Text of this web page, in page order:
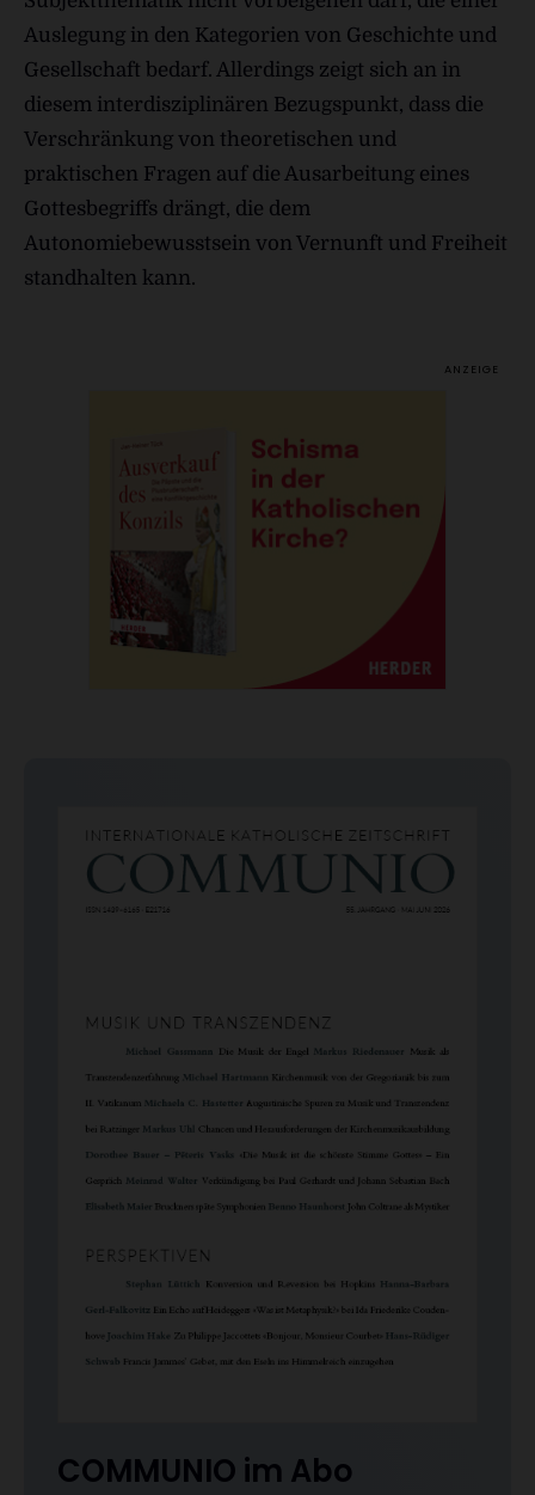
Auslegung in den Kategorien von Geschichte und
Gesellschaft bedarf. Allerdings zeigt sich an in
diesem interdisziplinären Bezugspunkt, dass die
Verschränkung von theoretischen und
praktischen Fragen auf die Ausarbeitung eines
Gottesbegriffs drängt, die dem
Autonomiebewusstsein von Vernunft und Freiheit
standhalten kann.
COMMUNIO im Abo